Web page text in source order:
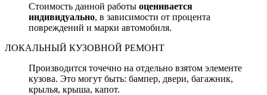
Стоимость данной работы оценивается
индивидуально, в зависимости от процента
повреждений и марки автомобиля.
ЛОКАЛЬНЫЙ КУЗОВНОЙ РЕМОНТ
Производится точечно на отдельно взятом элементе
кузова. Это могут быть: бампер, двери, багажник,
крылья, крыша, капот.